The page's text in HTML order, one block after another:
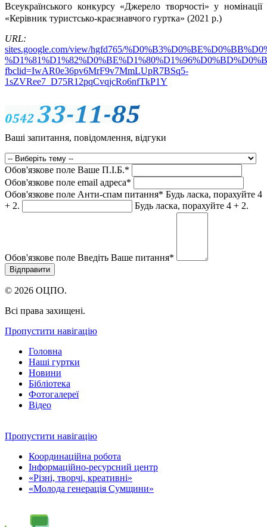
Всеукраїнського конкурсу «Джерело творчості» у номінації
«Керівник туристсько-краєзнавчого гуртка» (2021 р.)
URL:
sites.google.com/view/hgfd765/
fbclid=IwAR0e36pv6MrF9v7MmLUpR7BSq5-
1sZVRee7_D75R12pqCvqjcRo6nfTkP1Y
Ваші запитання, повідомлення, відгуки
Обов'язкове поле Ваше П.I.Б.*
Обов'язкове поле email адреса*
Обов'язкове поле Анти-спам питання* Будь ласка, порахуйте 4
+ 2.
Будь ласка, порахуйте 4 + 2.
Обов'язкове поле Введіть Ваше питання*
© 2026 ОЦПО.
Всі права захищені.
Пропустити навігацію
Головна
Наші гуртки
Новини
Бібліотека
Фотогалереї
Відео
Пропустити навігацію
Координаційна робота
Інформаційно-ресурсний центр
«Різні, творчі, креативні»
«Молода генерація Сумщини»